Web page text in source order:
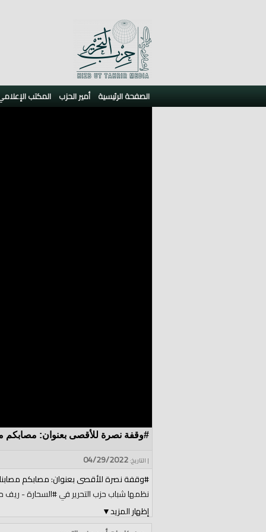
الصفحة الرئيسية أمير الحزب المكتب
#وقفة نصرة للأقصى بعنوان: مصابكم
| التاريخ:04/29/2022
إظهار المزيد▼
#وقفة نصرة للأقصى بعنوان: مصابكم
نظمها شباب حزب التحرير في #السحارة - ريف حلب 2022/